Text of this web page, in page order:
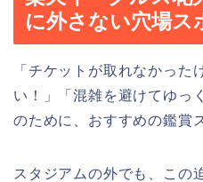
に外さない穴場ス
「チケットが取れなかった
い！」「混雑を避けてゆっ
のために、おすすめの鑑賞
スタジアムの外でも、この